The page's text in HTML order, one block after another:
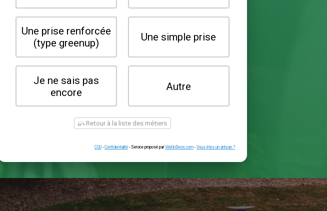
Une wallbox en
Une prise renforcée
(type greenup)
Je ne sais pas
Retour à la liste des métiers